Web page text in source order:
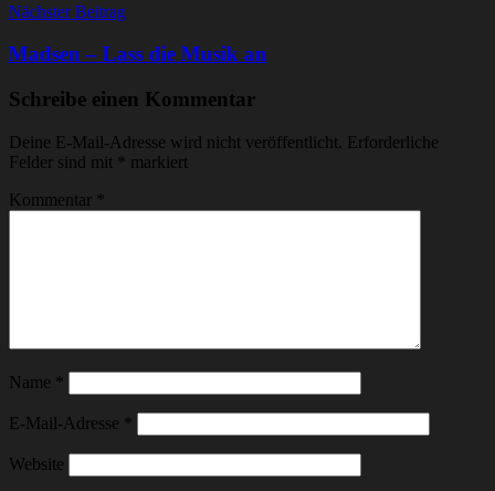
Nächster Beitrag
Madsen – Lass die Musik an
Schreibe einen Kommentar
Deine E-Mail-Adresse wird nicht veröffentlicht. Erforderliche
Felder sind mit * markiert
Kommentar *
Name *
E-Mail-Adresse *
Website